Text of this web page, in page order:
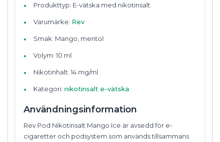
Produkttyp: E-vätska med nikotinsalt
Varumärke: Rev
Smak: Mango, mentol
Volym: 10 ml
Nikotinhalt: 14 mg/ml
Kategori: nikotinsalt e-vätska
Användningsinformation
Rev Pod Nikotinsalt Mango Ice är avsedd för e-
cigaretter och podsystem som används tillsammans